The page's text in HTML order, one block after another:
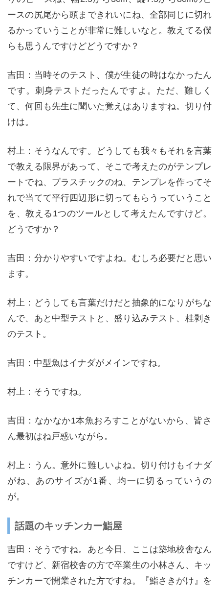
ースの尻尾から頭まできれいにね、全部同じに切れ
るかっていうことが非常に難しいなと。教えてる僕
らも思うんですけどどうですか？
吉田：当時そのテスト、僕が生徒の時はなかったん
です。刺身テストだったんですよ。ただ、難しく
て、何回も先生に聞いた覚えはありますね。切り付
けは。
村上：そうなんです。どうしても我々もそれを言葉
で教える限界があって、そこで考えたのがテンプレ
ートでね、プラスチックのね、テンプレを作ってそ
れで当てて平行四辺形に切ってもらうっていうこと
を、教える1つのツールとして考えたんですけど。
どうですか？
吉田：分かりやすいですよね。むしろ必要だと思い
ます。
村上：どうしても言葉だけだと抽象的になりがちな
んで、あと中型テストと、盛り込みテスト、桂剥き
のテスト。
吉田：中型魚はイナダがメインですね。
村上：そうですね。
吉田：なかなか1本魚おろすことがないから、皆さ
ん最初はね戸惑いながら。
村上：うん。意外に難しいよね。切り付けもイナダ
がね、あのサイズが1番、均一に切るっていうの
が。
話題のキッチンカー鮨屋
吉田：そうですね。あと今日、ここは築地校舎なん
ですけど、新宿校舎の方で卒業生の小林さん、キッ
チンカーで開業された方ですね。『鮨さきがけ』を